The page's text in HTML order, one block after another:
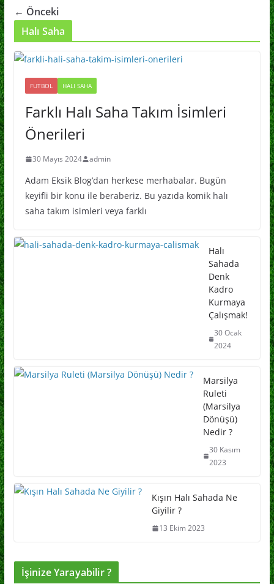
← Önceki
Halı Saha
FUTBOL HALI SAHA
Farklı Halı Saha Takım İsimleri
Önerileri
30 Mayıs 2024 admin
Adam Eksik Blog’dan herkese merhabalar. Bugün
keyifli bir konu ile beraberiz. Bu yazıda komik halı
saha takım isimleri veya farklı
Halı
Sahada
Denk
Kadro
Kurmaya
Çalışmak!
30 Ocak
2024
Marsilya
Ruleti
(Marsilya
Dönüşü)
Nedir ?
30 Kasım
2023
Kışın Halı Sahada Ne
Giyilir ?
13 Ekim 2023
İşinize Yarayabilir ?